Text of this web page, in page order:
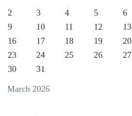
March 2026
2
3 4 5 6
9
10 11 12 13
16
17 18 19 20
23
24 25 26 27
30
31